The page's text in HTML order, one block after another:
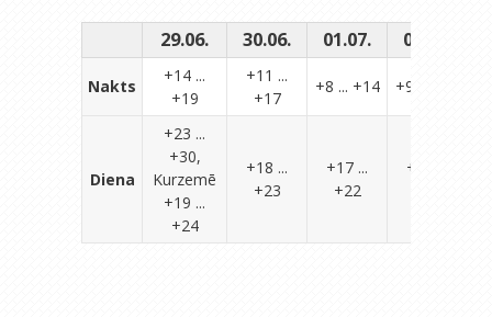
29.06. 30.06. 01.07. 02.07.
Nakts
+14 ...
+19
+11 ...
+17
+8 ... +14 +9 ... +14
Diena
+23 ...
+30,
Kurzemē
+19 ...
+24
+18 ...
+23
+17 ...
+22
+18 ...